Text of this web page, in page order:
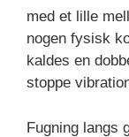
med et lille
nogen fysisk
kaldes en
stoppe
Fugning langs